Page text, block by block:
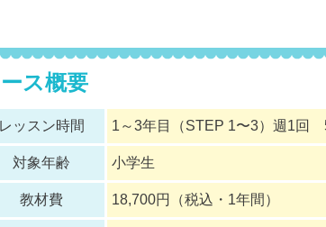
ス概要
レッスン時間 1～3年目（STEP 1〜3）週1回
対象年齢 小学生
教材費 18,700円（税込・1年間）